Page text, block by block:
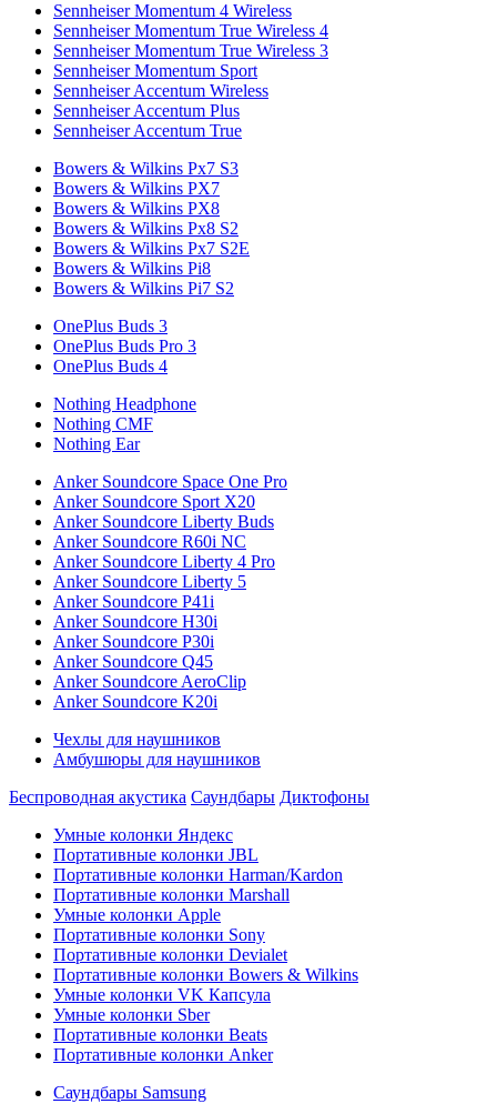
Sennheiser Momentum 4 Wireless
Sennheiser Momentum True Wireless 4
Sennheiser Momentum True Wireless 3
Sennheiser Momentum Sport
Sennheiser Accentum Wireless
Sennheiser Accentum Plus
Sennheiser Accentum True
Bowers & Wilkins Px7 S3
Bowers & Wilkins PX7
Bowers & Wilkins PX8
Bowers & Wilkins Px8 S2
Bowers & Wilkins Px7 S2E
Bowers & Wilkins Pi8
Bowers & Wilkins Pi7 S2
OnePlus Buds 3
OnePlus Buds Pro 3
OnePlus Buds 4
Nothing Headphone
Nothing CMF
Nothing Ear
Anker Soundcore Space One Pro
Anker Soundcore Sport X20
Anker Soundcore Liberty Buds
Anker Soundcore R60i NC
Anker Soundcore Liberty 4 Pro
Anker Soundcore Liberty 5
Anker Soundcore P41i
Anker Soundcore H30i
Anker Soundcore P30i
Anker Soundcore Q45
Anker Soundcore AeroClip
Anker Soundcore K20i
Чехлы для наушников
Амбушюры для наушников
Беспроводная акустика Саундбары Диктофоны
Умные колонки Яндекс
Портативные колонки JBL
Портативные колонки Harman/Kardon
Портативные колонки Marshall
Умные колонки Apple
Портативные колонки Sony
Портативные колонки Devialet
Портативные колонки Bowers & Wilkins
Умные колонки VK Капсула
Умные колонки Sber
Портативные колонки Beats
Портативные колонки Anker
Саундбары Samsung